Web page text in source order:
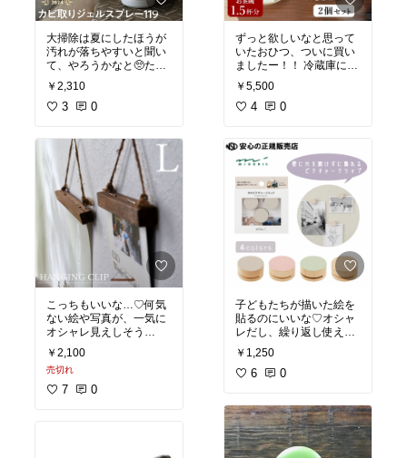
大掃除は夏にしたほうが
汚れが落ちやすいと聞い
て、やろうかなと🥺たし
かに、寒い冬より暑い夏
の方がはかどりそう！子
ども達が夏休みに入った
やりたいー！！
￥2,310
3 0
こっちもいいな…♡何気
ない絵や写真が、一気に
オシャレ見えしそう
ー！！
￥2,100
売切れ
7 0
ずっと欲しいなと思って
いたおひつ、ついに買い
ましたー！！ 冷蔵庫に入
れてても、カチカチにな
らないことにびっくり😳
保存してても美味しいお
キッチンの相棒
め
￥5,500
4 0
子どもたちが描いた絵を
貼るのにいいな♡オシャ
レだし、繰り返し使える
のも嬉しいー！！
￥1,250
6 0